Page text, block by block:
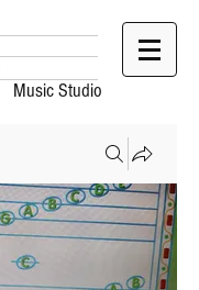
Music Studio